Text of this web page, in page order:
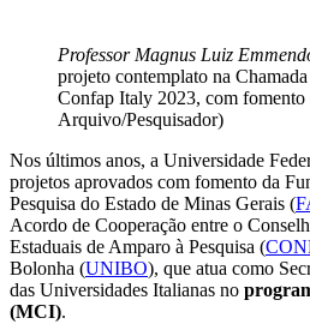
ProfessorMagnus Luiz
projeto contemplato na
Confap Italy 2023, com
Arquivo/Pesquisador)
Nos últimos anos, a Universidade
projetos aprovados com fomento da
Pesquisa do Estado de Minas Gerais (
Acordo de Cooperação entre o
Estaduais de Amparo à Pesquisa (
Bolonha (UNIBO), que atua como
das Universidades Italianas no
(MCI).